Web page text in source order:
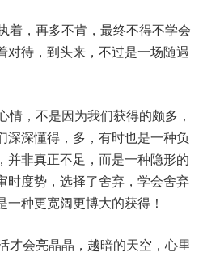
着，再多不肯，最终不得不学会
对待，到头来，不过是一场随遇
情，不是因为我们获得的颇多，
深深懂得，多，有时也是一种负
并非真正不足，而是一种隐形的
时度势，选择了舍弃，学会舍弃
种更宽阔更博大的获得！
才会亮晶晶，越暗的天空，心里